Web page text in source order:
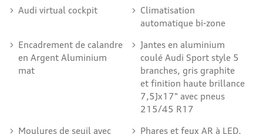
Audi virtual cockpit
Climatisation
automatique bi-zone
Encadrement de calandre
en Argent Aluminium
mat
Jantes en aluminium
coulé Audi Sport style 5
branches, gris graphite
et finition haute brillance
7,5Jx17" avec pneus
215/45 R17
Moulures de seuil avec
Phares et feux AR à LED,